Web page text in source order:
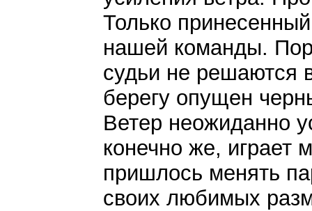
Только
нашей команды.
судьи не решаются
берегу опущен
Ветер неожиданно
конечно же, играет
пришлось менять
своих любимых